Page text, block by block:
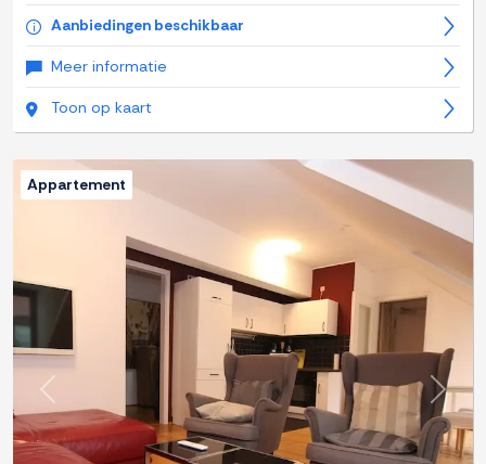
Aanbiedingen beschikbaar
Meer informatie
Toon op kaart
Previous Next
Appartement